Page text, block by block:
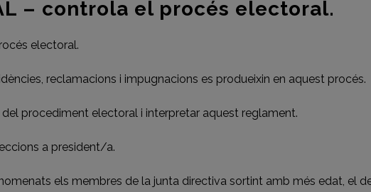
– controla el procés electoral.
electoral.
reclamacions i impugnacions es produeixin en aquest procés.
procediment electoral i interpretar aquest reglament.
a president/a.
els membres de la junta directiva sortint amb més edat, el